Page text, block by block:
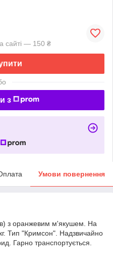
сайті — 150 ₴
з
Умови повернення
з оранжевим м'якушем. На
Тип "Кримсон". Надзвичайно
Гарно транспортується.